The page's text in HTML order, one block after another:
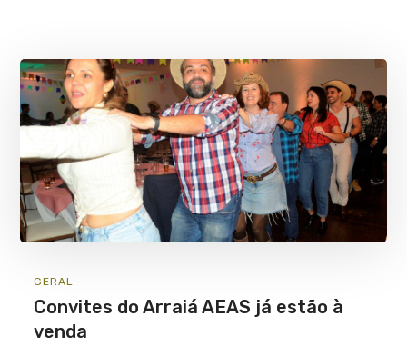
GERAL
Convites do Arraiá AEAS já estão à
venda